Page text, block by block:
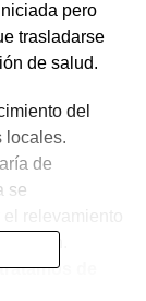
pero
trasladarse
de salud.
del
locales.
de
se
de